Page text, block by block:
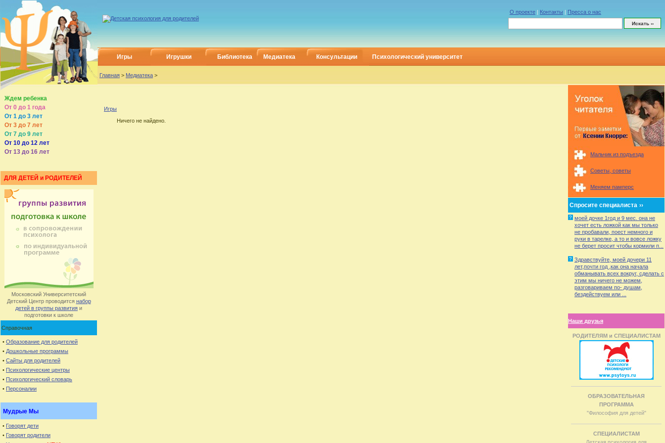
О проекте | Контакты | Пресса о нас
Игры Игрушки Библиотека Медиатека Консультации Психологический университет
Главная > Медиатека >
Ждем ребенка
От 0 до 1 года
От 1 до 3 лет
От 3 до 7 лет
От 7 до 9 лет
От 10 до 12 лет
От 13 до 16 лет
ДЛЯ ДЕТЕЙ и РОДИТЕЛЕЙ
Московский Университетский
Детский Центр проводится набор
детей в группы развития и
подготовки к школе
Справочная
• Образование для родителей
• Дошкольные программы
• Сайты для родителей
• Психологические центры
• Психологический словарь
• Персоналии
Мудрые Мы
• Говорят дети
• Говорят родители
Игры
Ничего не найдено.
Мальчик из подъезда
Советы, советы
Меняем памперс
Спросите специалиста ››
? моей дочке 1год и 9 мес. она не
хочет есть ложкой как мы только
не пробавали, поест немного и
руки в тарелке, а то и вовсе ложку
не берет просит чтобы кормили п...
? Здравствуйте, моей дочери 11
лет,почти год ,как она начала
обманывать всех вокруг, сделать с
этим мы ничего не можем,
разговариваем по- душам,
бездействуем или ...
Наши друзья
РОДИТЕЛЯМ и СПЕЦИАЛИСТАМ
ОБРАЗОВАТЕЛЬНАЯ
ПРОГРАММА
"Философия для детей"
СПЕЦИАЛИСТАМ